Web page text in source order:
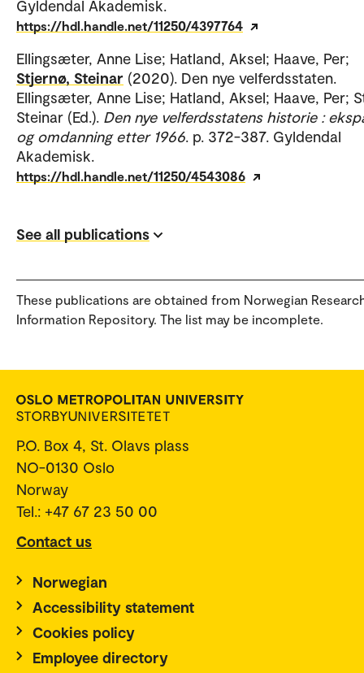
Gyldendal Akademisk.
https://hdl.handle.net/11250/4397764
Ellingsæter, Anne Lise; Hatland, Aksel; Haave, Per;
Stjernø, Steinar (2020). Den nye velferdsstaten.
Ellingsæter, Anne Lise; Hatland, Aksel; Haave, Per;
Steinar (Ed.). Den nye velferdsstatens historie :
og omdanning etter 1966. p. 372-387. Gyldendal
Akademisk.
https://hdl.handle.net/11250/4543086
See all publications
These publications are obtained from Norwegian
Information Repository. The list may be incomplete.
P.O. Box 4, St. Olavs plass
NO-0130 Oslo
Norway
Tel.: +47 67 23 50 00
Contact us
Norwegian
Accessibility statement
Cookies policy
Employee directory